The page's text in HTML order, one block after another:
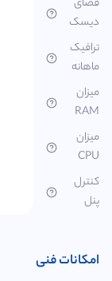
دیسک
ترافیک
ماهانه
میزان
RAM
میزان
CPU
کنترل
پنل
امکانات فنی